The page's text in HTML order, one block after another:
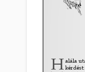
H alála